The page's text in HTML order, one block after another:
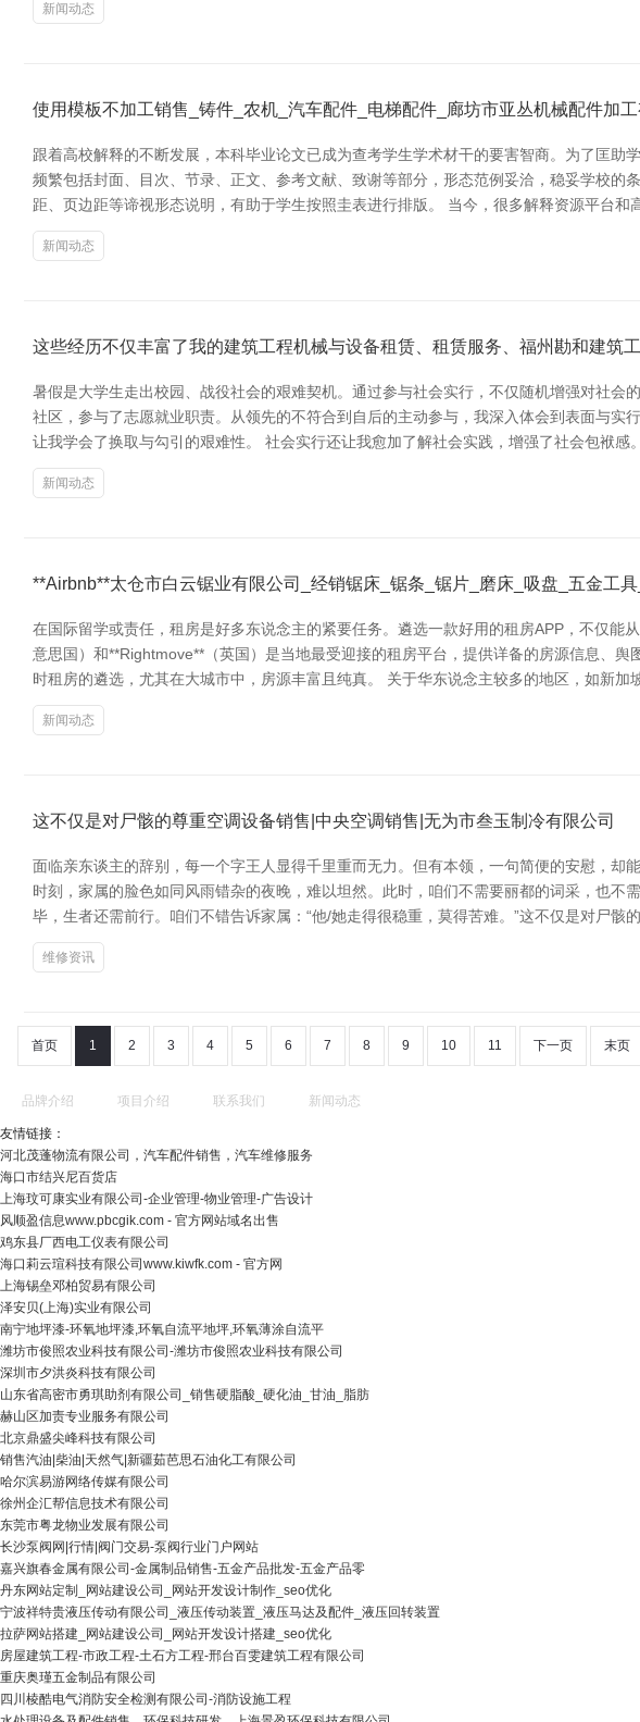
新闻动态
使用模板不加工销售_铸件_农机_汽车配件_电梯配件_廊坊市亚丛机械配件加
跟着高校解释的不断发展，本科毕业论文已成为查考学生学术材干的要害智商。为了匡
频繁包括封面、目次、节录、正文、参考文献、致谢等部分，形态范例妥洽，稳妥学校
距、页边距等谛视形态说明，有助于学生按照圭表进行排版。 当今，很多解释资源平台
新闻动态
这些经历不仅丰富了我的建筑工程机械与设备租赁、租赁服务、福州勘和建筑
暑假是大学生走出校园、战役社会的艰难契机。通过参与社会实行，不仅随机增强对社
社区，参与了志愿就业职责。从领先的不符合到自后的主动参与，我深入体会到表面与
让我学会了换取与勾引的艰难性。 社会实行还让我愈加了解社会实践，增强了社会包袱
新闻动态
**Airbnb**太仓市白云锯业有限公司_经销锯床_锯条_锯片_磨床_吸盘_五金工
在国际留学或责任，租房是好多东说念主的紧要任务。遴选一款好用的租房APP，不仅
意思国）和**Rightmove**（英国）是当地最受迎接的租房平台，提供详备的房源信息、
时租房的遴选，尤其在大城市中，房源丰富且纯真。 关于华东说念主较多的地区，如新加
新闻动态
这不仅是对尸骸的尊重空调设备销售|中央空调销售|无为市叁玉制冷有限公司
面临亲东谈主的辞别，每一个字王人显得千里重而无力。但有本领，一句简便的安慰，
时刻，家属的脸色如同风雨错杂的夜晚，难以坦然。此时，咱们不需要丽都的词采，也
毕，生者还需前行。咱们不错告诉家属：“他/她走得很稳重，莫得苦难。”这不仅是对尸骸
维修资讯
首页 1 2 3 4 5 6 7 8 9 10 11 下一页 末页
品牌介绍 项目介绍 联系我们 新闻动态
友情链接：
河北茂蓬物流有限公司，汽车配件销售，汽车维修服务
海口市结兴尼百货店
上海玟可康实业有限公司-企业管理-物业管理-广告设计
风顺盈信息www.pbcgik.com - 官方网站域名出售
鸡东县厂西电工仪表有限公司
海口莉云瑄科技有限公司www.kiwfk.com - 官方网
上海锡垒邓柏贸易有限公司
泽安贝(上海)实业有限公司
南宁地坪漆-环氧地坪漆,环氧自流平地坪,环氧薄涂自流平
潍坊市俊照农业科技有限公司-潍坊市俊照农业科技有限公司
深圳市夕洪炎科技有限公司
山东省高密市勇琪助剂有限公司_销售硬脂酸_硬化油_甘油_脂肪
赫山区加责专业服务有限公司
北京鼎盛尖峰科技有限公司
销售汽油|柴油|天然气|新疆茹芭思石油化工有限公司
哈尔滨易游网络传媒有限公司
徐州企汇帮信息技术有限公司
东莞市粤龙物业发展有限公司
长沙泵阀网|行情|阀门交易-泵阀行业门户网站
嘉兴旗春金属有限公司-金属制品销售-五金产品批发-五金产品零
丹东网站定制_网站建设公司_网站开发设计制作_seo优化
宁波祥特贵液压传动有限公司_液压传动装置_液压马达及配件_液压回转装置
拉萨网站搭建_网站建设公司_网站开发设计搭建_seo优化
房屋建筑工程-市政工程-土石方工程-邢台百雯建筑工程有限公司
重庆奥瑾五金制品有限公司
四川棱酷电气消防安全检测有限公司-消防设施工程